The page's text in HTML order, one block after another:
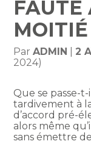
FAUTE
ParADMIN 2
2024)
Que se passe-
tardivement à
d’accord pré-
alors même
sans émettre